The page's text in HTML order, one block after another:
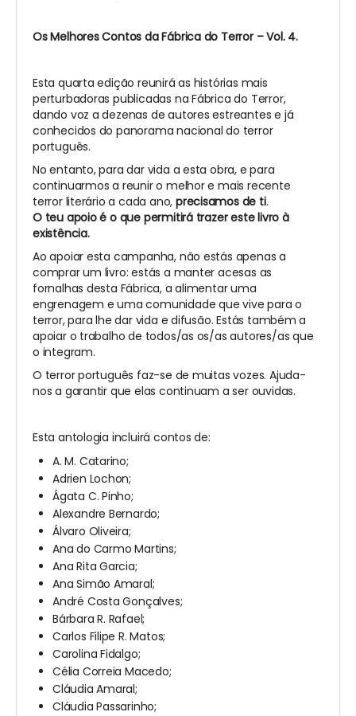
Os Melhores Contos da Fábrica do Terror – Vol. 4.
Esta quarta edição reunirá as histórias mais
perturbadoras publicadas na Fábrica do Terror,
dando voz a dezenas de autores estreantes e já
conhecidos do panorama nacional do terror
português.
No entanto, para dar vida a esta obra, e para
continuarmos a reunir o melhor e mais recente
terror literário a cada ano, precisamos de ti.
O teu apoio é o que permitirá trazer este livro à
existência.
Ao apoiar esta campanha, não estás apenas a
comprar um livro: estás a manter acesas as
fornalhas desta Fábrica, a alimentar uma
engrenagem e uma comunidade que vive para o
terror, para lhe dar vida e difusão. Estás também a
apoiar o trabalho de todos/as os/as autores/as que
o integram.
O terror português faz-se de muitas vozes. Ajuda-
nos a garantir que elas continuam a ser ouvidas.
Esta antologia incluirá contos de:
A. M. Catarino;
Adrien Lochon;
Ágata C. Pinho;
Alexandre Bernardo;
Álvaro Oliveira;
Ana do Carmo Martins;
Ana Rita Garcia;
Ana Simão Amaral;
André Costa Gonçalves;
Bárbara R. Rafael;
Carlos Filipe R. Matos;
Carolina Fidalgo;
Célia Correia Macedo;
Cláudia Amaral;
Cláudia Passarinho;